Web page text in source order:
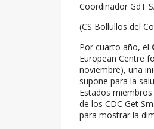
Coordinador GdT
(CS Bollullos del
Por cuarto año, el
European Centre
noviembre), una
supone para la
Estados
de los CDC Get
para mostrar la